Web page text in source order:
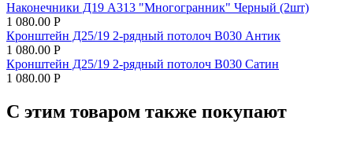
Наконечники Д19 А313 "Многогранник" Черный (2шт)
1 080.00 Р
Кронштейн Д25/19 2-рядный потолоч В030 Антик
1 080.00 Р
Кронштейн Д25/19 2-рядный потолоч В030 Сатин
1 080.00 Р
С этим товаром также покупают